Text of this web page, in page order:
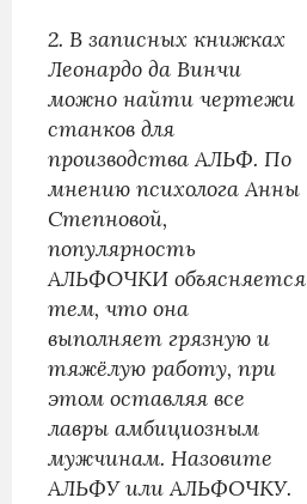
2. В записных книжках
Леонардо да Винчи
можно найти чертежи
станков для
производства АЛЬФ. По
мнению психолога Анны
Степновой,
популярность
АЛЬФОЧКИ объясняется
тем, что она
выполняет грязную и
тяжёлую работу, при
этом оставляя все
лавры амбициозным
мужчинам. Назовите
АЛЬФУ или АЛЬФОЧКУ.